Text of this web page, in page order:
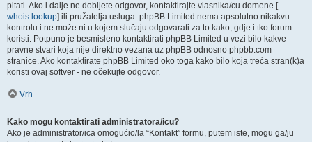
pitati. Ako i dalje ne dobijete odgovor, kontaktirajte vlasnika/cu domene [
whois lookup] ili pružatelja usluga. phpBB Limited nema apsolutno nikakvu
kontrolu i ne može ni u kojem slučaju odgovarati za to kako, gdje i tko forum
koristi. Potpuno je besmisleno kontaktirati phpBB Limited u vezi bilo kakve
pravne stvari koja nije direktno vezana uz phpBB odnosno phpbb.com
stranice. Ako kontaktirate phpBB Limited oko toga kako bilo koja treća stran(k)a
koristi ovaj softver - ne očekujte odgovor.
Vrh
Kako mogu kontaktirati administratora/icu?
Ako je administrator/ica omogućio/la “Kontakt” formu, putem iste, mogu ga/ju